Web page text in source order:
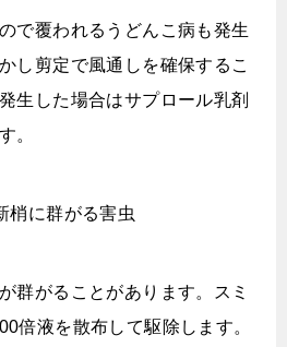
で覆われるうどんこ病も発生
し剪定で風通しを確保するこ
生した場合はサプロール乳剤
。
に群がる害虫
群がることがあります。スミ
倍液を散布して駆除します。